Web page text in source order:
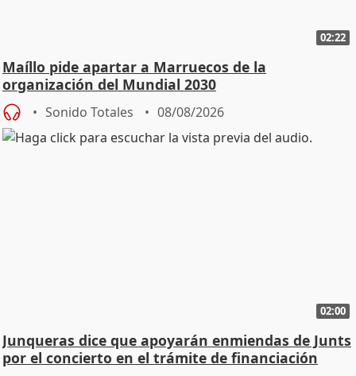
02:22
Maíllo pide apartar a Marruecos de la
organización del Mundial 2030
Sonido Totales 08/08/2026
02:00
Junqueras dice que apoyarán enmiendas de Junts
por el concierto en el trámite de financiación